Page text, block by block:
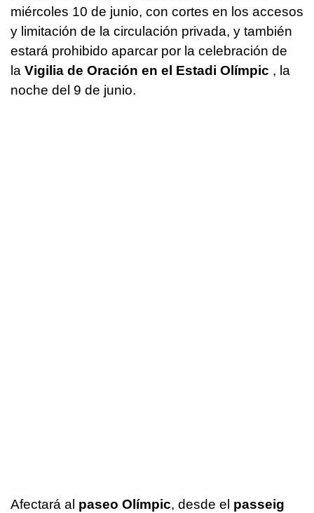
miércoles 10 de junio, con cortes en los accesos
y limitación de la circulación privada, y también
estará prohibido aparcar por la celebración de
la Vigilia de Oración en el Estadi Olímpic , la
noche del 9 de junio.
Afectará al paseo Olímpic, desde el passeig